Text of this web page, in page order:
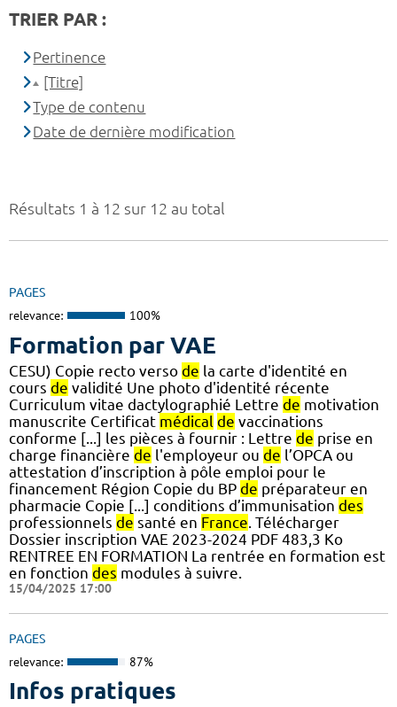
Résultats 1 à 12 sur 12 au total
PAGES
relevance: 100%
Formation par VAE
CESU) Copie recto verso de la carte d'identité en
cours de validité Une photo d'identité récente
Curriculum vitae dactylographié Lettre de motivation
manuscrite Certificat médical de vaccinations
conforme [...] les pièces à fournir : Lettre de prise en
charge financière de l'employeur ou de l’OPCA ou
attestation d’inscription à pôle emploi pour le
financement Région Copie du BP de préparateur en
pharmacie Copie [...] conditions d’immunisation des
professionnels de santé en France . Télécharger
Dossier inscription VAE 2023-2024 PDF 483,3 Ko
RENTREE EN FORMATION La rentrée en formation est
en fonction des modules à suivre.
15/04/2025 17:00
PAGES
relevance: 87%
Infos pratiques
TRIER PAR :
Pertinence
[Titre]
Type de contenu
Date de dernière modification